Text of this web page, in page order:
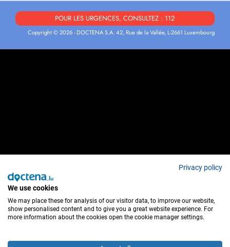
POUR LES URGENCES, CONSULTEZ : 112
Copyright © 2026 - DOCTENA S.A. 42, Rue de la Vallée, L-2661 Luxembourg
Privacy policy
We use cookies
We may place these for analysis of our visitor data, to improve our website,
show personalised content and to give you a great website experience. For
more information about the cookies open the cookie manager settings.